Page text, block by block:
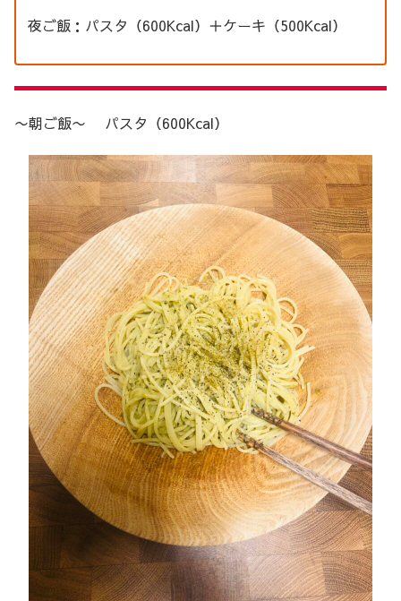
夜ご飯：パスタ（600Kcal）＋ケーキ（500Kcal）
〜朝ご飯〜 パスタ（600Kcal）